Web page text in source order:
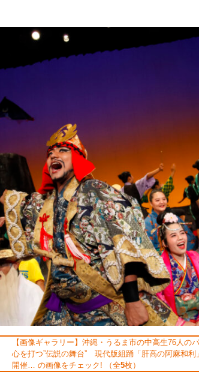
【画像ギャラリー】沖縄・うるま市の中高生76人の
心を打つ”伝説の舞台” 現代版組踊「肝高の阿麻和利
開催… の画像をチェック! （全5枚）